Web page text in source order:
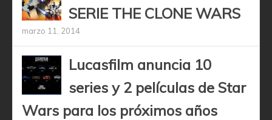
SERIE THE CLONE WARS
marzo 11, 2014
Lucasfilm anuncia 10
series y 2 películas de Star
Wars para los próximos años